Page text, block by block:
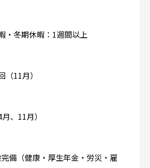
・冬期休暇：1週間以上
11月）
、11月）
備（健康・厚生年金・労災・雇